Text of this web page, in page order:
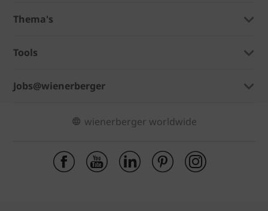
Thema's
Tools
Jobs@wienerberger
wienerberger worldwide